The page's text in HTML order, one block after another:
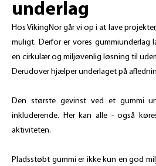
underlag
Hos VikingNor går vi op i at lave
muligt. Derfor er vores
en cirkulær og miljøvenlig løsning til
Derudover hjælper underlaget på
Den største gevinst ved et gummi
inkluderende. Her kan alle - også
aktiviteten.
Pladsstøbt gummi er ikke kun en god